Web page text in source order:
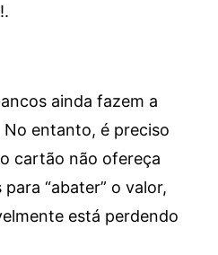
ainda fazem a
entanto, é preciso
cartão não ofereça
“abater” o valor,
está perdendo